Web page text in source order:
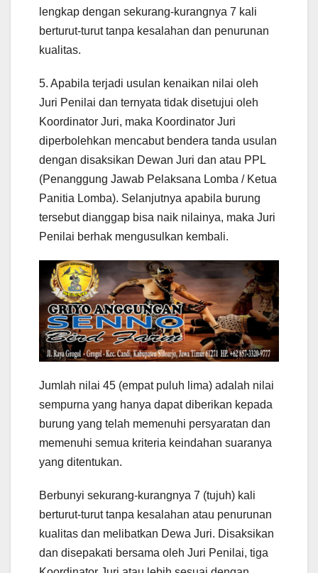
lengkap dengan sekurang-kurangnya 7 kali
berturut-turut tanpa kesalahan dan penurunan
kualitas.
5. Apabila terjadi usulan kenaikan nilai oleh
Juri Penilai dan ternyata tidak disetujui oleh
Koordinator Juri, maka Koordinator Juri
diperbolehkan mencabut bendera tanda usulan
dengan disaksikan Dewan Juri dan atau PPL
(Penanggung Jawab Pelaksana Lomba / Ketua
Panitia Lomba). Selanjutnya apabila burung
tersebut dianggap bisa naik nilainya, maka Juri
Penilai berhak mengusulkan kembali.
Jumlah nilai 45 (empat puluh lima) adalah nilai
sempurna yang hanya dapat diberikan kepada
burung yang telah memenuhi persyaratan dan
memenuhi semua kriteria keindahan suaranya
yang ditentukan.
Berbunyi sekurang-kurangnya 7 (tujuh) kali
berturut-turut tanpa kesalahan atau penurunan
kualitas dan melibatkan Dewa Juri. Disaksikan
dan disepakati bersama oleh Juri Penilai, tiga